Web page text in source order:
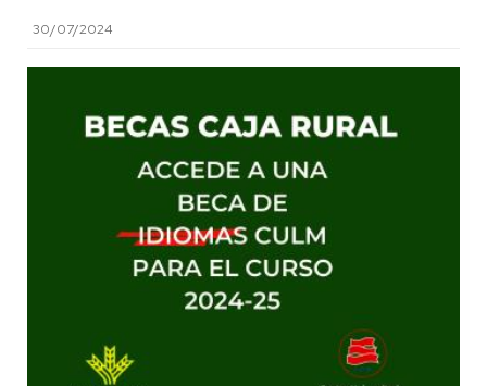
30/07/2024